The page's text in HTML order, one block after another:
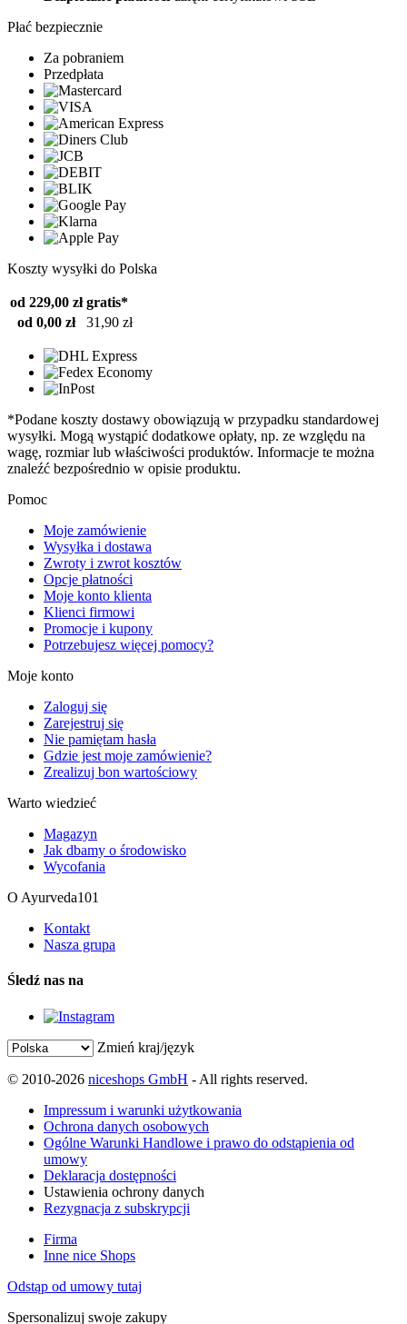
Płać bezpiecznie
Za pobraniem
Przedpłata
Koszty wysyłki do Polska
od 229,00 zł gratis*
od 0,00 zł
31,90 zł
*Podane koszty dostawy obowiązują w przypadku standardowej
wysyłki. Mogą wystąpić dodatkowe opłaty, np. ze względu na
wagę, rozmiar lub właściwości produktów. Informacje te można
znaleźć bezpośrednio w opisie produktu.
Pomoc
Moje zamówienie
Wysyłka i dostawa
Zwroty i zwrot kosztów
Opcje płatności
Moje konto klienta
Klienci firmowi
Promocje i kupony
Potrzebujesz więcej pomocy?
Moje konto
Zaloguj się
Zarejestruj się
Nie pamiętam hasła
Gdzie jest moje zamówienie?
Zrealizuj bon wartościowy
Warto wiedzieć
Magazyn
Jak dbamy o środowisko
Wycofania
O Ayurveda101
Kontakt
Nasza grupa
Śledź nas na
Zmień kraj/język
© 2010-2026 niceshops GmbH - All rights reserved.
Impressum i warunki użytkowania
Ochrona danych osobowych
Ogólne Warunki Handlowe i prawo do odstąpienia od
umowy
Deklaracja dostępności
Ustawienia ochrony danych
Rezygnacja z subskrypcji
Firma
Inne nice Shops
Odstąp od umowy tutaj
Spersonalizuj swoje zakupy